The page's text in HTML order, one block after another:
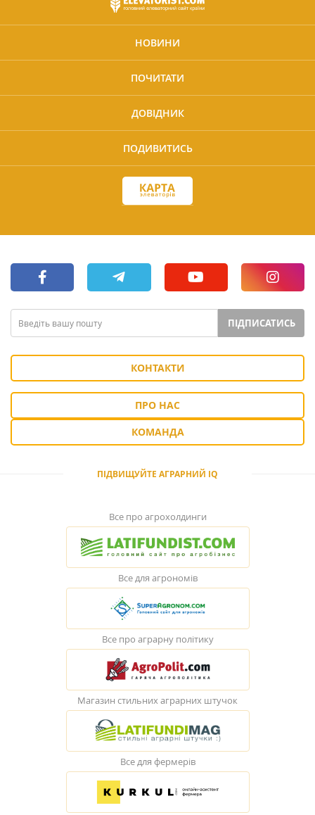
НОВИНИ
ПОЧИТАТИ
ДОВІДНИК
ПОДИВИТИСЬ
ПІДПИСАТИСЬ
КОНТАКТИ
ПРО НАС
КОМАНДА
ПІДВИЩУЙТЕ АГРАРНИЙ IQ
Все про агрохолдинги
Все для агрономів
Все про аграрну політику
Магазин стильних аграрних штучок
Все для фермерів